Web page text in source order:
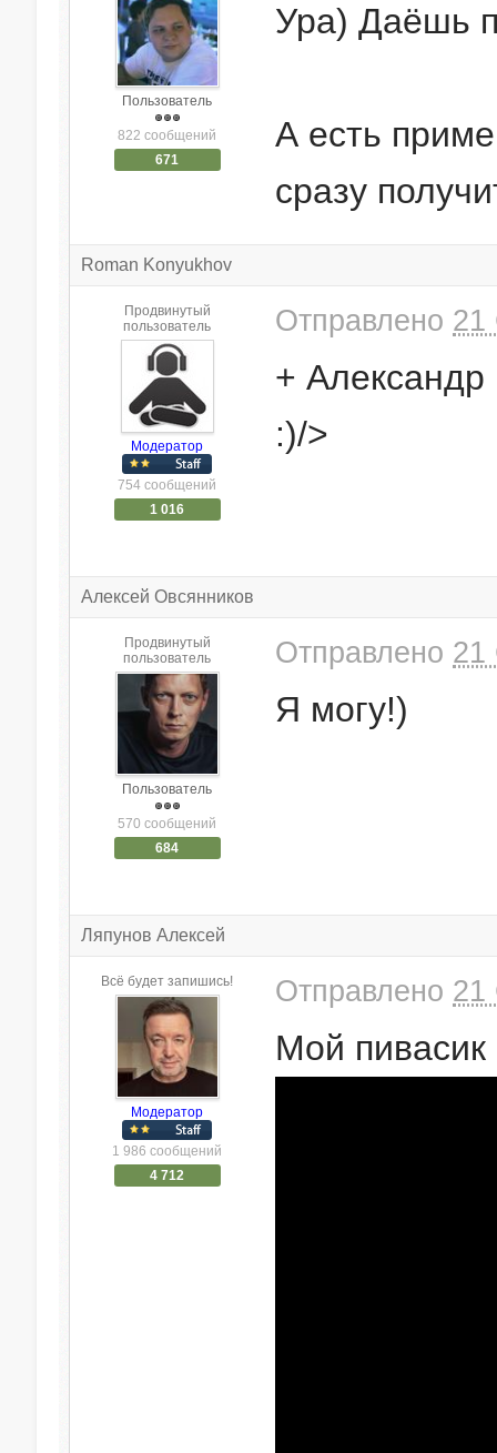
Пользователь
822 сообщений
671
Ура) Даёшь
А есть
сразу
Roman Konyukhov
Продвинутый
пользователь
Модератор
754 сообщений
1 016
Отправлено 21
+
:)/>
Алексей Овсянников
Продвинутый
пользователь
Пользователь
570 сообщений
684
Отправлено 21
Я могу!)
Ляпунов Алексей
Всё будет запишись!
Модератор
1 986 сообщений
4 712
Отправлено 21
Мой пивасик